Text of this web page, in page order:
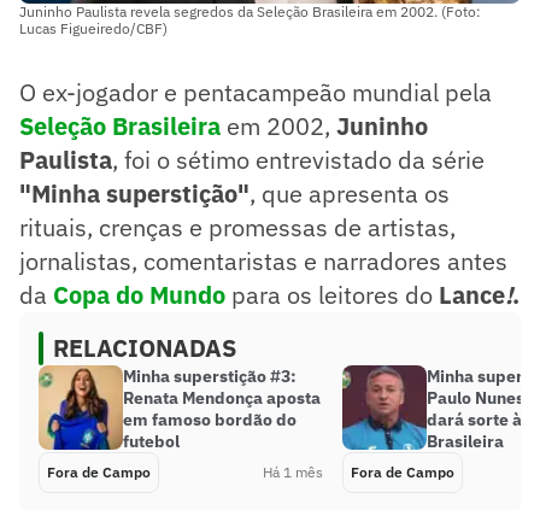
Juninho Paulista revela segredos da Seleção Brasileira em 2002. (Foto:
Lucas Figueiredo/CBF)
O ex-jogador e pentacampeão mundial pela
Seleção Brasileira em 2002, Juninho
Paulista, foi o sétimo entrevistado da série
"Minha superstição", que apresenta os
rituais, crenças e promessas de artistas,
jornalistas, comentaristas e narradores antes
da Copa do Mundo para os leitores do Lance!.
RELACIONADAS
Minha superstição #3:
Renata Mendonça aposta
em famoso bordão do
futebol
Fora de Campo Há 1 mês
Minha
Paulo Nunes
dará sorte à
Brasileira
Fora de Campo